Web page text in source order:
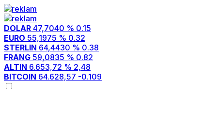
DOLAR 47,7040 % 0.15
EURO 55,1975 % 0.32
STERLIN 64,4430 % 0.38
FRANG 59,0835 % 0.82
ALTIN 6.653,72 % 2,48
BITCOIN 64.628,57 -0.109